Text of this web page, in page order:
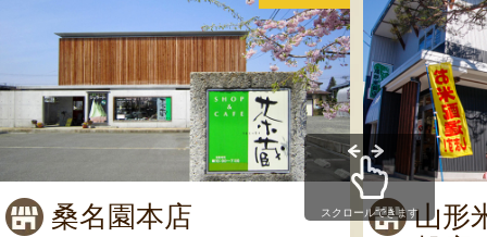
桑名園本店
山形
スクロールできます